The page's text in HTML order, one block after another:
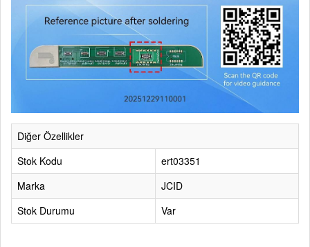
Diğer Özellikler
Stok Kodu
ert03351
Marka
JCID
Stok Durumu
Var